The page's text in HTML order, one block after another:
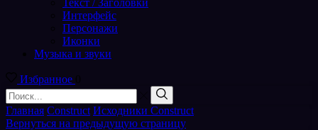
Текст / Заголовки
Интерфейс
Персонажи
Иконки
Музыка и звуки
Избранное
Поиск
входа
Поиск
Главная Construct Исходники Construct
Вернуться на предыдущую страницу